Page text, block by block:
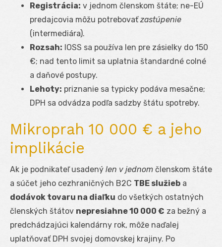
Registrácia: v jednom členskom štáte; ne-EÚ
predajcovia môžu potrebovaťzastúpenie
(intermediára).
Rozsah: IOSS sa používa len pre zásielky do 150
€; nad tento limit sa uplatnia štandardné colné
a daňové postupy.
Lehoty: priznanie sa typicky podáva mesačne;
DPH sa odvádza podľa sadzby štátu spotreby.
Mikroprah 10 000 € a jeho
implikácie
Ak je podnikateľ usadený len v jednom členskom štáte
a súčet jeho cezhraničných B2C TBE služieb a
dodávok tovaru na diaľku do všetkých ostatných
členských štátov nepresiahne 10 000 € za bežný a
predchádzajúci kalendárny rok, môže naďalej
uplatňovať DPH svojej domovskej krajiny. Po